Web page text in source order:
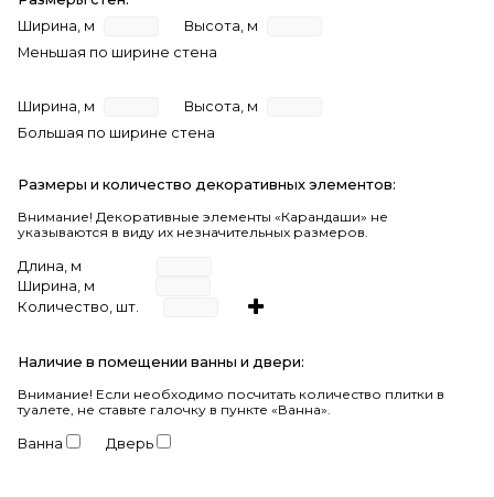
Ширина, м
Высота, м
Меньшая по ширине стена
Ширина, м
Высота, м
Большая по ширине стена
Размеры и количество декоративных элементов:
Внимание! Декоративные элементы «Карандаши» не
указываются в виду их незначительных размеров.
Длина, м
Ширина, м
Количество, шт.
Наличие в помещении ванны и двери:
Внимание! Если необходимо посчитать количество плитки в
туалете, не ставьте галочку в пункте «Ванна».
Ванна Дверь